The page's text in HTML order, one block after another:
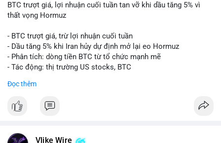
BTC trượt giá, lợi nhuận cuối tuần tan vỡ khi dầu tăng 5% vì
thất vọng Hormuz
- BTC trượt giá, trừ lợi nhuận cuối tuần
- Dầu tăng 5% khi Iran hủy dự định mở lại eo Hormuz
- Phân tích: dòng tiền BTC từ tổ chức mạnh mẽ
- Tác động: thị trường US stocks, BTC
#binancesquare
$btc
Đọc thêm
Vlike Wire